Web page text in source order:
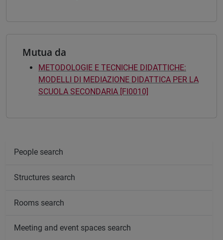
Mutua da
METODOLOGIE E TECNICHE DIDATTICHE:
MODELLI DI MEDIAZIONE DIDATTICA PER LA
SCUOLA SECONDARIA [FI0010]
People search
Structures search
Rooms search
Meeting and event spaces search